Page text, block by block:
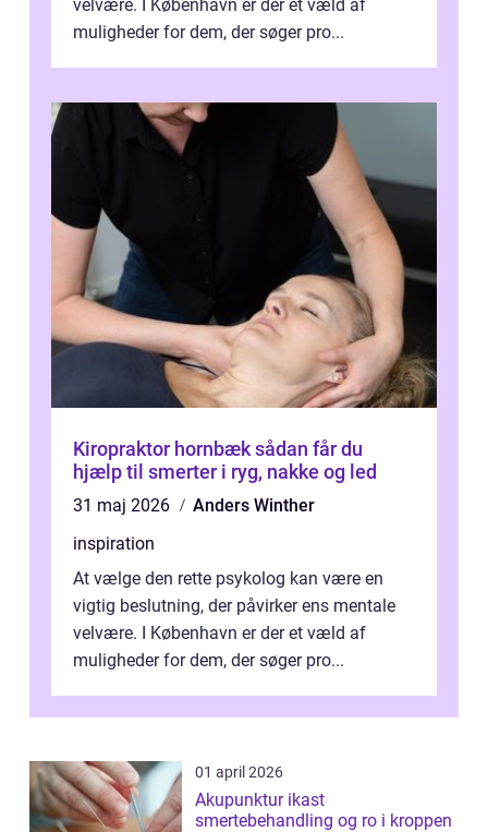
velvære. I København er der et væld af
muligheder for dem, der søger pro...
Kiropraktor hornbæk sådan får du
hjælp til smerter i ryg, nakke og led
31 maj 2026
Anders Winther
inspiration
At vælge den rette psykolog kan være en
vigtig beslutning, der påvirker ens mentale
velvære. I København er der et væld af
muligheder for dem, der søger pro...
01 april 2026
Akupunktur ikast
smertebehandling og ro i kroppen